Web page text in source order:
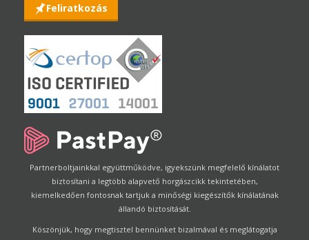
Feliratkozás
Partnerboltjainkkal együttműködve, igyekszünk megfelelő kínálatot
biztosítani a legtöbb alapvető horgászcikk tekintetében,
kiemelkedően fontosnak tartjuk a minőségi kiegészítők kínálatának
állandó biztosítását.
Köszönjük, hogy megtisztel bennünket bizalmával és meglátogatja